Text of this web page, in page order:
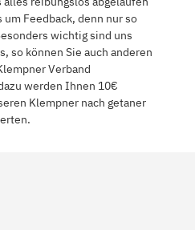
Feedback, denn nur so
wichtig sind uns
so können Sie auch anderen
Verband
werden Ihnen 10€
Klempner nach getaner